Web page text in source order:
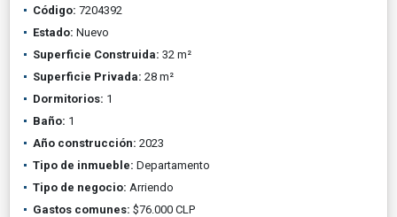
Código: 7204392
Estado: Nuevo
Superficie Construida: 32 m²
Superficie Privada: 28 m²
Dormitorios: 1
Baño: 1
Año construcción: 2023
Tipo de inmueble: Departamento
Tipo de negocio: Arriendo
Gastos comunes: $76.000 CLP